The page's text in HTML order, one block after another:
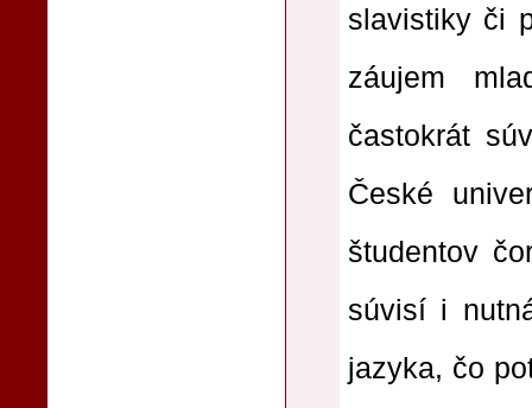
slavistiky či
záujem
častokrát
České
študentov
súvisí i
jazyka, čo